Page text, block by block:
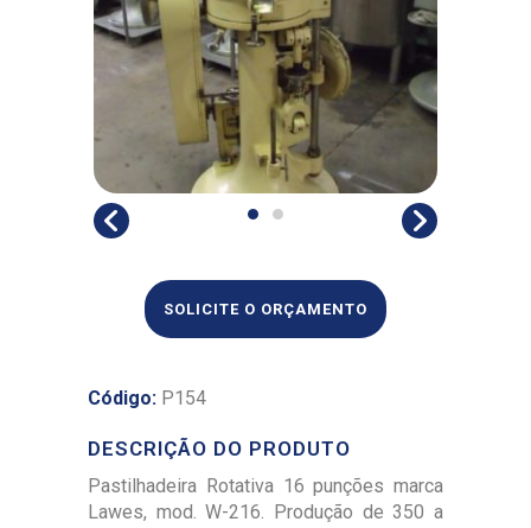
SOLICITE O ORÇAMENTO
Código: P154
DESCRIÇÃO DO PRODUTO
Pastilhadeira Rotativa 16 punções marca
Lawes, mod. W-216. Produção de 350 a